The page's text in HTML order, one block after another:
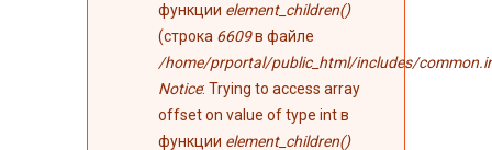
функции element_children()
(строка 6609в файле
/home/prportal/public_html/includes/
Notice: Trying to access array
offset on value of type int в
функции element_children()